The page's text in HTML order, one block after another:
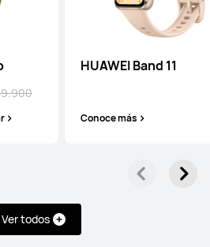
HUAWEI Band 11
Conoce más
Ver todos
HUAWEI WATCH GT 5